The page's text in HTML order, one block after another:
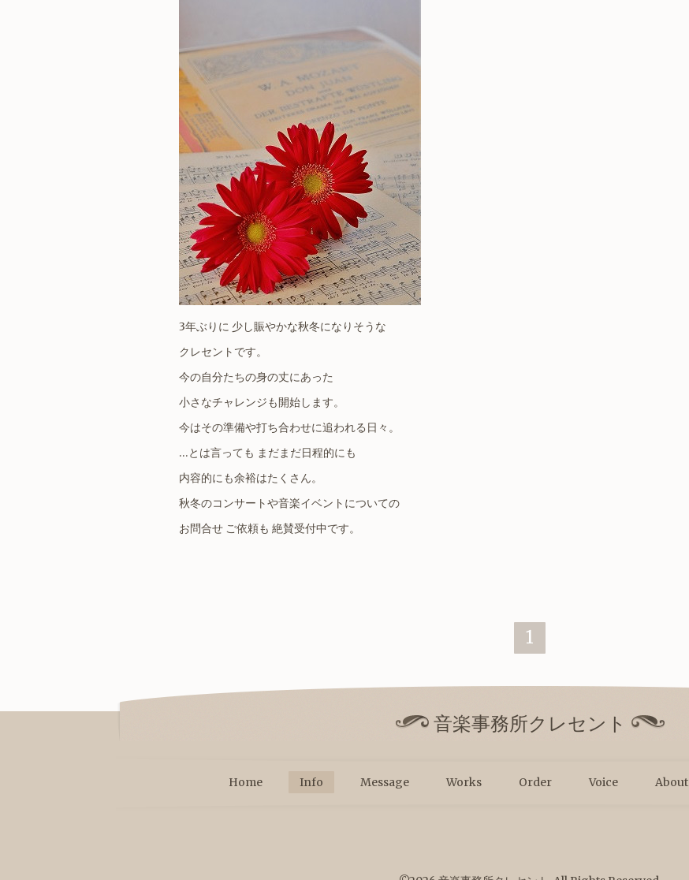
3年ぶりに 少し賑やかな秋冬になりそうな
クレセントです。
今の自分たちの身の丈にあった
小さなチャレンジも開始します。
今はその準備や打ち合わせに追われる日々。
…とは言っても まだまだ日程的にも
内容的にも余裕はたくさん。
秋冬のコンサートや音楽イベントについての
お問合せ ご依頼も 絶賛受付中です。
1
音楽事務所クレセント
Home Info Message Works Order Voice About